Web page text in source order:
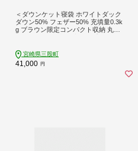
＜ダウンケット寝袋 ホワイトダック
ダウン50% フェザー50% 充填量0.3k
g ブラウン限定コンパクト収納 丸洗
型【MI177-bs】【株式会社ベストラ
イフ】
宮崎県三股町
41,000 円